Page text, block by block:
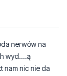
nerwów na
wyd....ą
nam nic nie da